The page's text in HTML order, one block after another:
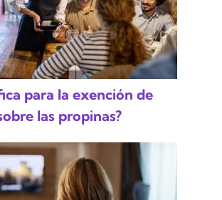
para la exención de
las propinas?